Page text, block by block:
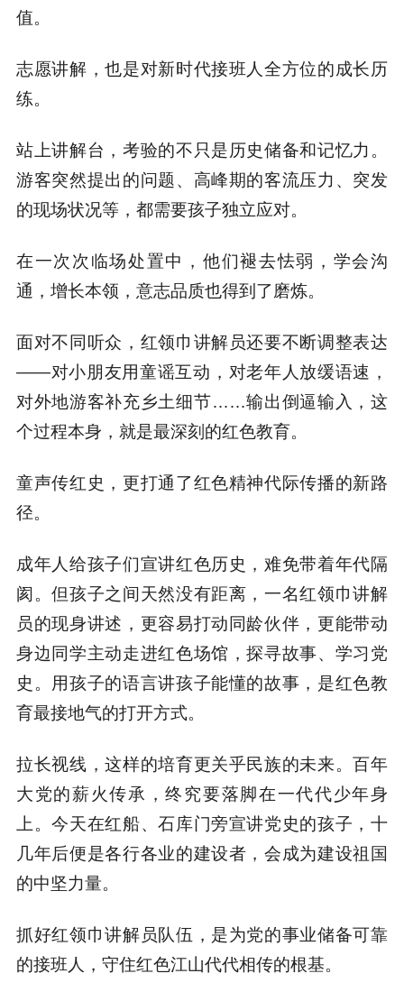
值。
志愿讲解，也是对新时代接班人全方位的成长历
练。
站上讲解台，考验的不只是历史储备和记忆力。
游客突然提出的问题、高峰期的客流压力、突发
的现场状况等，都需要孩子独立应对。
在一次次临场处置中，他们褪去怯弱，学会沟
通，增长本领，意志品质也得到了磨炼。
面对不同听众，红领巾讲解员还要不断调整表达
——对小朋友用童谣互动，对老年人放缓语速，
对外地游客补充乡土细节……输出倒逼输入，这
个过程本身，就是最深刻的红色教育。
童声传红史，更打通了红色精神代际传播的新路
径。
成年人给孩子们宣讲红色历史，难免带着年代隔
阂。但孩子之间天然没有距离，一名红领巾讲解
员的现身讲述，更容易打动同龄伙伴，更能带动
身边同学主动走进红色场馆，探寻故事、学习党
史。用孩子的语言讲孩子能懂的故事，是红色教
育最接地气的打开方式。
拉长视线，这样的培育更关乎民族的未来。百年
大党的薪火传承，终究要落脚在一代代少年身
上。今天在红船、石库门旁宣讲党史的孩子，十
几年后便是各行各业的建设者，会成为建设祖国
的中坚力量。
抓好红领巾讲解员队伍，是为党的事业储备可靠
的接班人，守住红色江山代代相传的根基。